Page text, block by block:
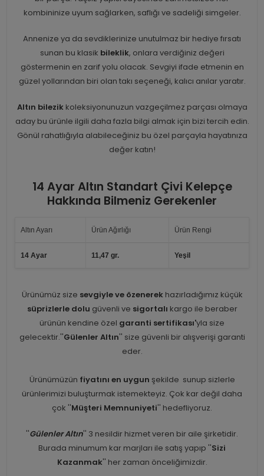
kombininize uyum sağlarken, saflığı ve sadeliği simgeler.
Annenize ya da sevdiklerinize unutulmaz bir hediye fırsatı
sunan bu klasik bileklik, onlara verdiğiniz değeri
göstermenin en zarif yolu olacak. Sevgiyi ifade etmenin en
güzel yollarından biri olan takı seçeneği, kalıcı anılar yaratır.
Altın bilezikkoleksiyonunuzun vazgeçilmez parçası olmaya
aday bu ürünle ilgili daha fazla bilgi almak için bizi tercih edin.
Gönül rahatlığıyla alabileceğiniz bu özel parçayla hayatınıza
değer katın!
14 Ayar Altın Standart Çivi Kelepçe
Hakkında Bilmeniz Gerekenler
Altın Ayarı Ürün Ağırlığı Ürün Rengi
14 Ayar 11,47 gr. Yeşil
Ürünümüz size sevgiyle ve özenerekhazırladığımız küçük
süprizlerle dolu güvenli ve sigortalı kargo ile beraber
ürünün kendine özel garanti sertifikası'yla size
gelecektir.''Gülenler Altın'' size güvenli bir alışverişi garanti
eder.
Ürünümüzün fiyatını en uygun şekilde sunup sizlerle
ürünlerimizi buluşturmak istemekteyiz. Çok kar değil daha
çok ''Müşteri Memnuniyeti'' hedefliyoruz.
''Gülenler Altın'' 3 nesildir hizmet veren bir aile şirketidir.
Burada minumum kar marjları ile satış yapıp ''Sizi
Kazanmak'' her zaman önceliğimizdir.